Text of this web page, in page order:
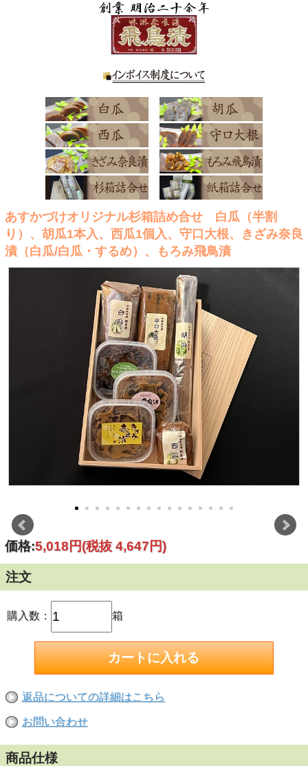
あすかづけオリジナル杉箱詰め合せ 白瓜（半割
り）、胡瓜1本入、西瓜1個入、守口大根、きざみ奈良
漬（白瓜/白瓜・するめ）、もろみ飛鳥漬
価格:5,018円(税抜 4,647円)
注文
購入数： 箱
返品についての詳細はこちら
お問い合わせ
商品仕様